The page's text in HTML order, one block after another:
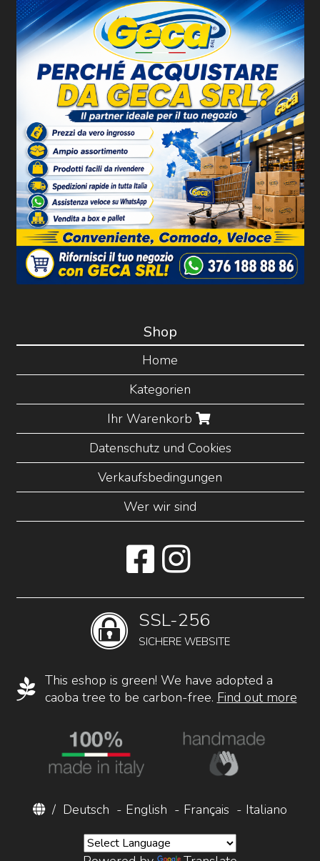
Shop
Home
Kategorien
Ihr Warenkorb
Datenschutz und Cookies
Verkaufsbedingungen
Wer wir sind
SSL-256
SICHERE WEBSITE
This eshop is green! We have adopted a
caoba tree to be carbon-free. Find out more
/ Deutsch - English - Français - Italiano